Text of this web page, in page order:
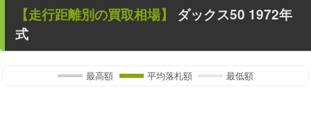
【走行距離別の買取相場】 ダックス50 1972年
式
最高額 平均落札額 最低額